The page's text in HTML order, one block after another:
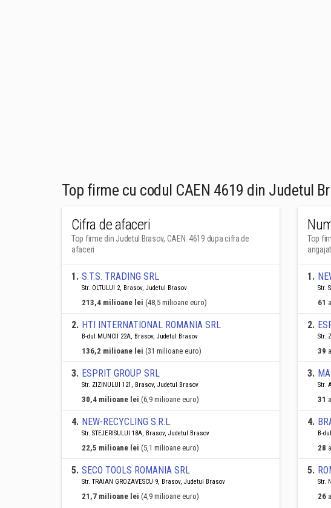
Top firme cu codul CAEN 4619 din Judetul
Cifra de afaceri
Top firme din Judetul Brasov, CAEN: 4619 dupa cifra de
afaceri
1. S.T.S. TRADING SRL
Str. OLTULUI 2, Brasov, Judetul Brasov
213,4 milioane lei (48,5 milioane euro)
2. HTI INTERNATIONAL ROMANIA SRL
B-dul MUNCII 22A, Brasov, Judetul Brasov
136,2 milioane lei (31 milioane euro)
3. ESPRIT GROUP SRL
Str. ZIZINULUI 121, Brasov, Judetul Brasov
30,4 milioane lei (6,9 milioane euro)
4. NEW-RECYCLING S.R.L.
Str. STEJERISULUI 18A, Brasov, Judetul Brasov
22,5 milioane lei (5,1 milioane euro)
5. SECO TOOLS ROMANIA SRL
Str. TRAIAN GROZAVESCU 9, Brasov, Judetul Brasov
21,7 milioane lei (4,9 milioane euro)
Top
1.
Str.
61
2.
Str.
39
3.
Str.
31
4.
B-
28
5.
Str.
26